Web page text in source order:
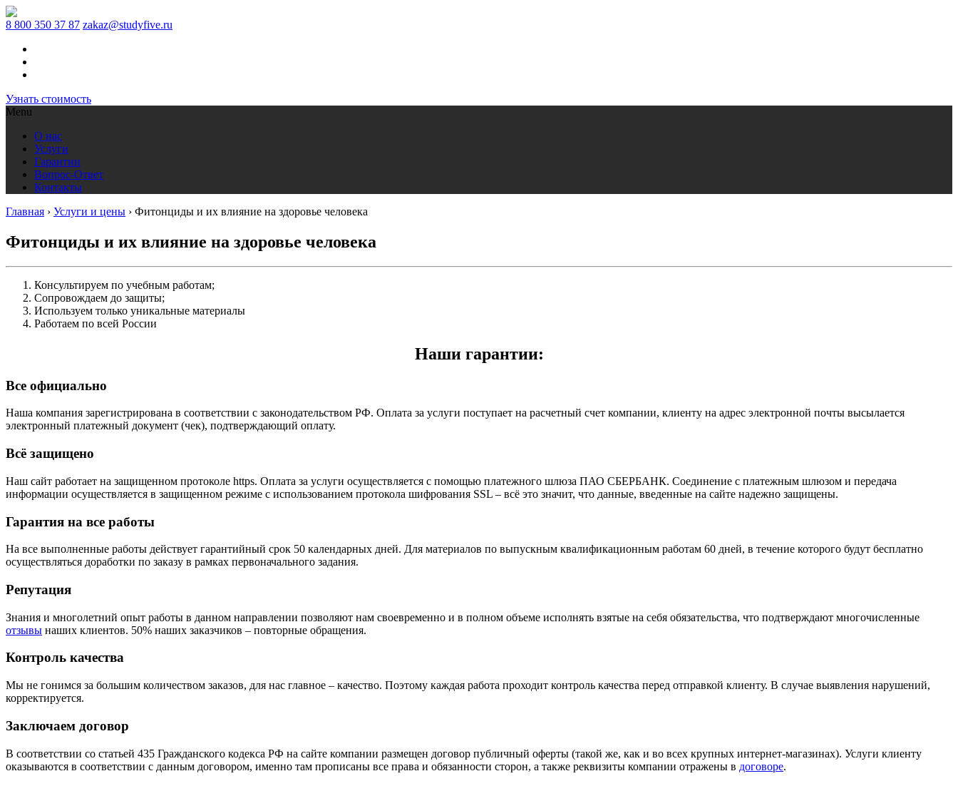
8 800 350 37 87 zakaz@studyfive.ru
Узнать стоимость
Menu
О нас
Услуги
Гарантии
Вопрос-Ответ
Контакты
Главная › Услуги и цены › Фитонциды и их влияние на здоровье человека
Фитонциды и их влияние на здоровье человека
Консультируем по учебным работам;
Сопровождаем до защиты;
Используем только уникальные материалы
Работаем по всей России
Наши гарантии:
Все официально
Наша компания зарегистрирована в соответствии с законодательством РФ. Оплата за услуги поступает на расчетный счет компании, клиенту на адрес электронной почты высылается
электронный платежный документ (чек), подтверждающий оплату.
Всё защищено
Наш сайт работает на защищенном протоколе https. Оплата за услуги осуществляется с помощью платежного шлюза ПАО СБЕРБАНК. Соединение с платежным шлюзом и передача
информации осуществляется в защищенном режиме с использованием протокола шифрования SSL – всё это значит, что данные, введенные на сайте надежно защищены.
Гарантия на все работы
На все выполненные работы действует гарантийный срок 50 календарных дней. Для материалов по выпускным квалификационным работам 60 дней, в течение которого будут бесплатно
осуществляться доработки по заказу в рамках первоначального задания.
Репутация
Знания и многолетний опыт работы в данном направлении позволяют нам своевременно и в полном объеме исполнять взятые на себя обязательства, что подтверждают многочисленные
отзывы наших клиентов. 50% наших заказчиков – повторные обращения.
Контроль качества
Мы не гонимся за большим количеством заказов, для нас главное – качество. Поэтому каждая работа проходит контроль качества перед отправкой клиенту. В случае выявления нарушений,
корректируется.
Заключаем договор
В соответствии со статьей 435 Гражданского кодекса РФ на сайте компании размещен договор публичный оферты (такой же, как и во всех крупных интернет-магазинах). Услуги клиенту
оказываются в соответствии с данным договором, именно там прописаны все права и обязанности сторон, а также реквизиты компании отражены в договоре.